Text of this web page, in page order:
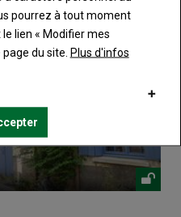
pourrez à tout moment
lien « Modifier mes
du site. Plus d'infos